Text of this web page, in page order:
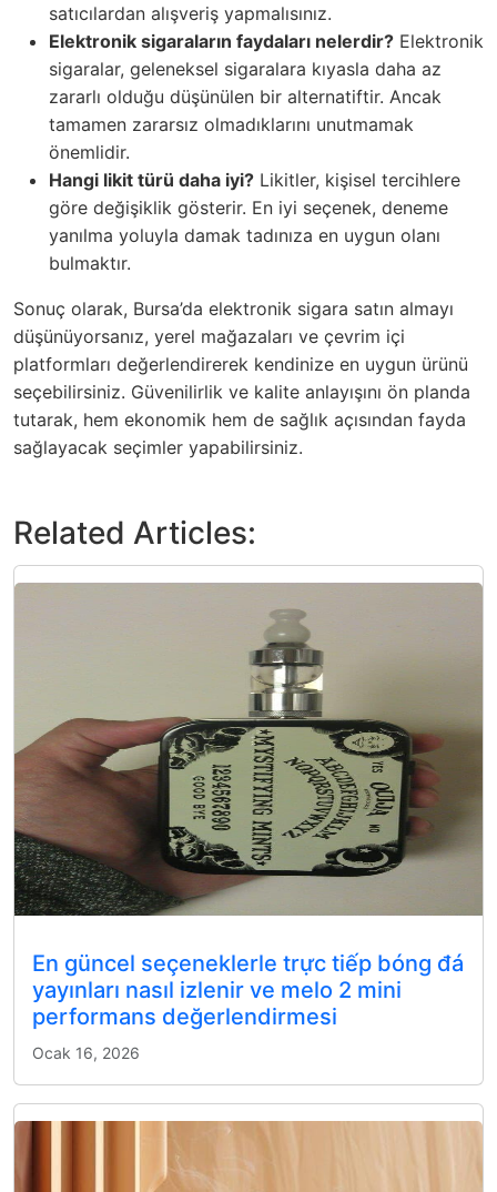
satıcılardan alışveriş yapmalısınız.
Elektronik sigaraların faydaları nelerdir? Elektronik
sigaralar, geleneksel sigaralara kıyasla daha az
zararlı olduğu düşünülen bir alternatiftir. Ancak
tamamen zararsız olmadıklarını unutmamak
önemlidir.
Hangi likit türü daha iyi? Likitler, kişisel tercihlere
göre değişiklik gösterir. En iyi seçenek, deneme
yanılma yoluyla damak tadınıza en uygun olanı
bulmaktır.
Sonuç olarak, Bursa’da elektronik sigara satın almayı
düşünüyorsanız, yerel mağazaları ve çevrim içi
platformları değerlendirerek kendinize en uygun ürünü
seçebilirsiniz. Güvenilirlik ve kalite anlayışını ön planda
tutarak, hem ekonomik hem de sağlık açısından fayda
sağlayacak seçimler yapabilirsiniz.
Related Articles:
En güncel seçeneklerle trực tiếp bóng đá
yayınları nasıl izlenir ve melo 2 mini
performans değerlendirmesi
Ocak 16, 2026